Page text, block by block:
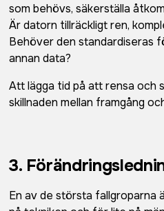
som behövs, säkerställa
Är datorn tillräckligt ren,
Behöver den standardiseras
annan data?
Att lägga tid på att rensa och
skillnaden mellan framgång
3.
En av de största